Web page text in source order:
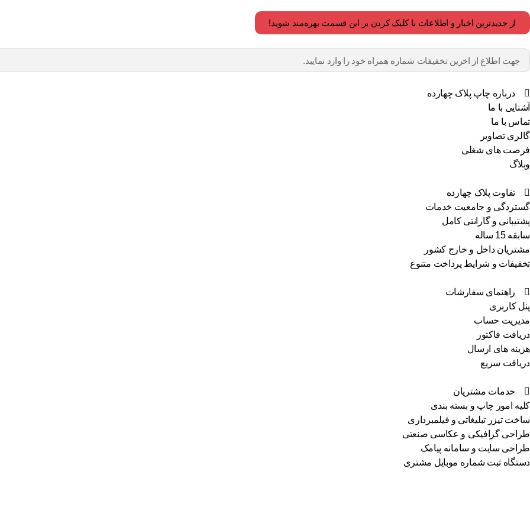
از جدیدترین اخبار و اطلاعات با کلیک کردن بر این قسمت بهره‌مند شوید!
درباره چاپ پلاک چهارده
آشنایی با ما
تماس با ما
گالری تصاویر
فرصت های شغلی
وبلاگ
تفاوت پلاک چهارده
گستردگی و جامعیت خدمات
پشتیبانی و گارانتی کامل
سابقه 15 ساله
مشتریان داخل و خارج کشور
تخفیفات و شرایط پرداخت متنوع
راهنمای سفارشات
پنل کاربری
مدیریت حساب
دریافت فاکتور
هزینه های ارسال
دریافت سریع
خدمات مشتریان
کلیه امور چاپ و بسته بندی
ساخت تیزر تبلیغاتی و فیلمبرداری
طراحی گرافیکی و عکاسی صنعتی
طراحی سایت و سامانه پیامک
دستگاه ثبت شماره موبایل مشتری